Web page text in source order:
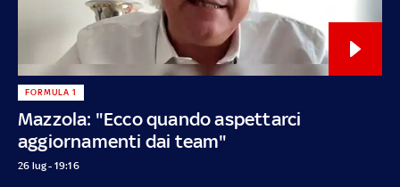
Mazzola: "Ecco quando aspettarci
aggiornamenti dai team"
FORMULA 1
26 lug - 19:16